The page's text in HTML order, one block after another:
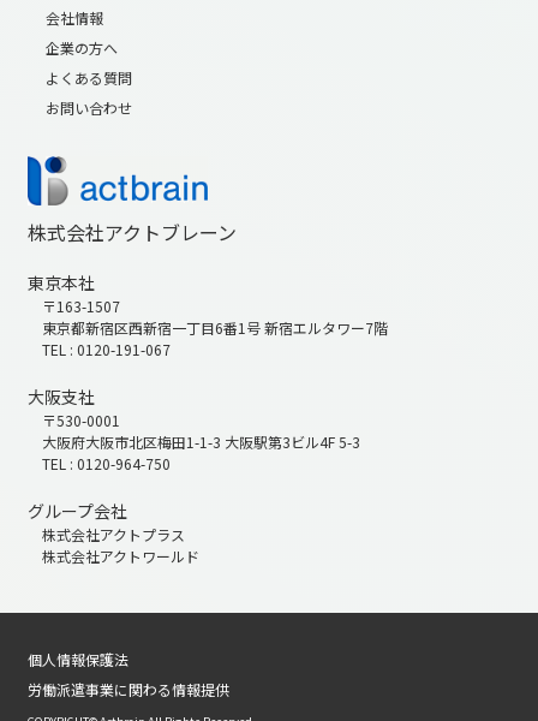
会社情報
企業の方へ
よくある質問
お問い合わせ
株式会社アクトブレーン
東京本社
〒163-1507
東京都新宿区西新宿一丁目6番1号 新宿エルタワー7階
TEL : 0120-191-067
大阪支社
〒530-0001
大阪府大阪市北区梅田1-1-3 大阪駅第3ビル4F 5-3
TEL : 0120-964-750
グループ会社
株式会社アクトプラス
株式会社アクトワールド
個人情報保護法
労働派遣事業に関わる情報提供